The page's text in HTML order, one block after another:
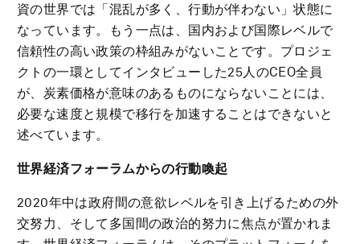
資の世界では「混乱が多く、行動が伴わない」状態に
なっています。もう一点は、国内および国際レベルで
信頼性の高い政策の枠組みがないことです。プロジェ
クトの一環としてインタビューした25人のCEO全員
が、炭素価格が意味のあるものにならないことには、
必要な速度と規模で移行を加速することはできないと
述べています。
世界経済フォーラムからの行動喚起
2020年中は政府間の意欲レベルを引き上げるための外
交努力、そして多国間の政治的努力に焦点が置かれま